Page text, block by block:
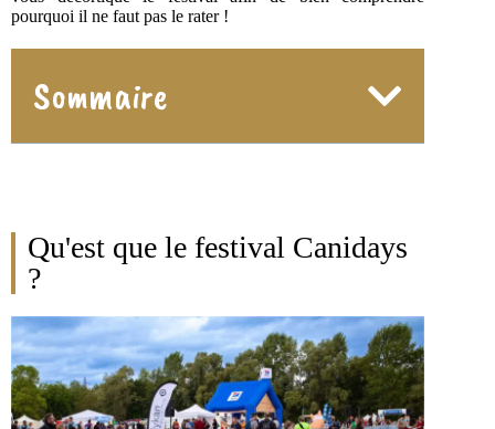
pourquoi il ne faut pas le rater !
Sommaire
Qu'est que le festival Canidays
?